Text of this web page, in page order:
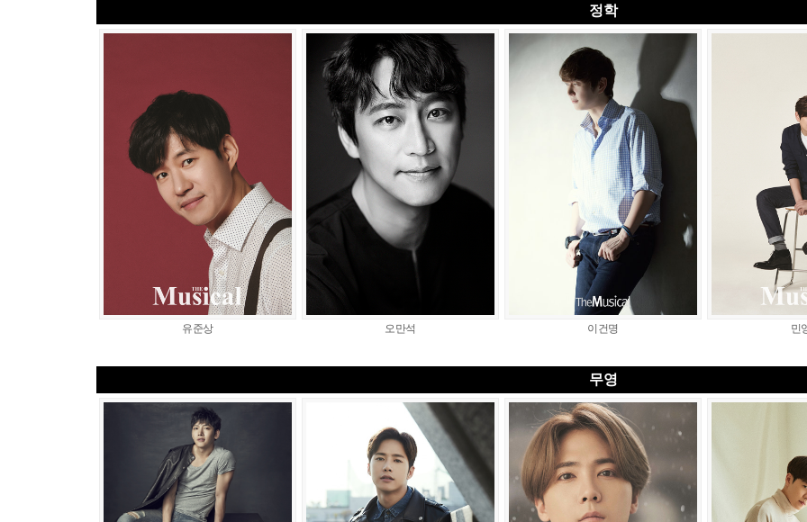
정학
유준상 오만석 이건명 민
무영